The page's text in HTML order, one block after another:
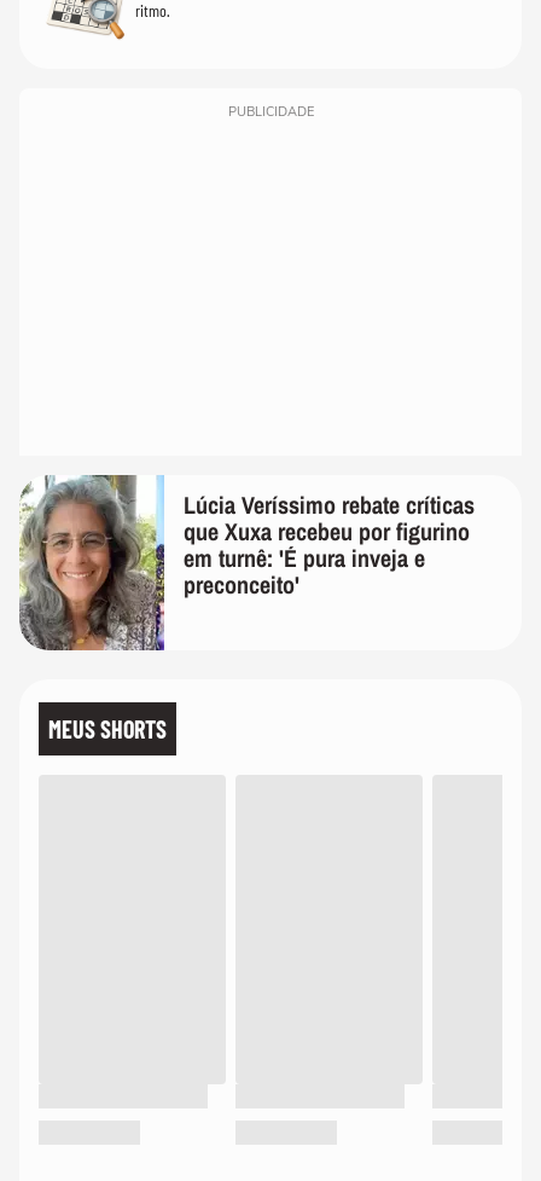
ritmo.
PUBLICIDADE
Lúcia Veríssimo rebate críticas
que Xuxa recebeu por figurino
em turnê: 'É pura inveja e
preconceito'
MEUS SHORTS